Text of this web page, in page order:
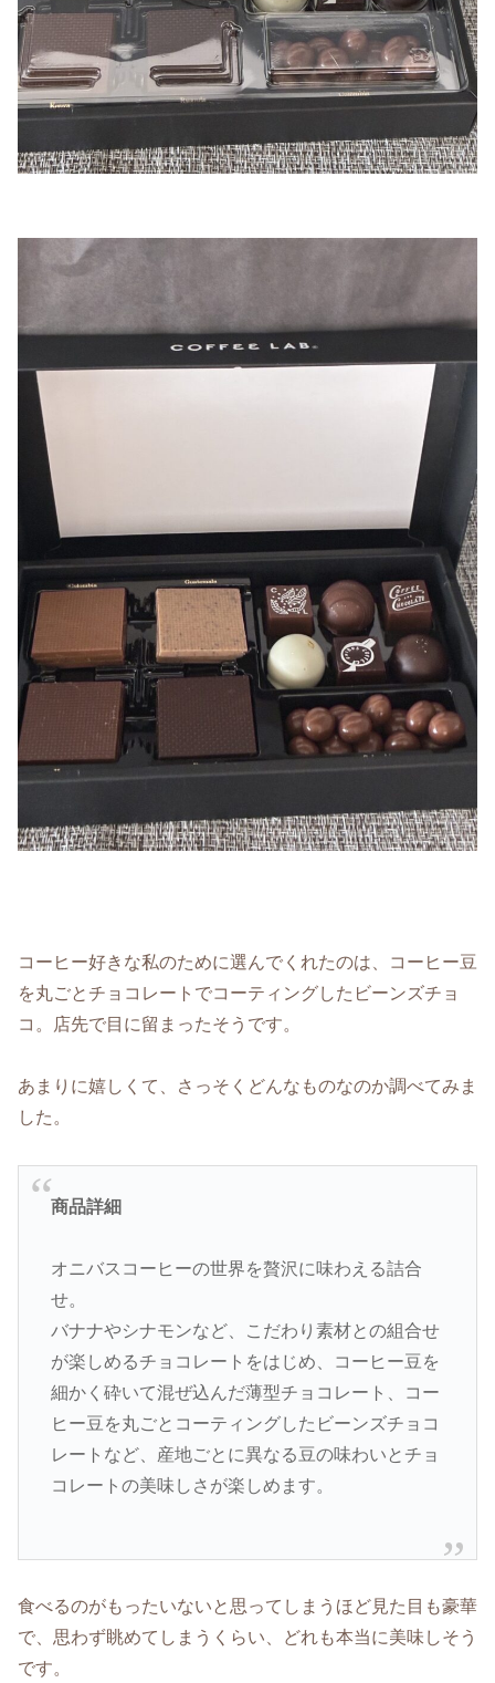
コーヒー好きな私のために選んでくれたのは、コーヒー豆
を丸ごとチョコレートでコーティングしたビーンズチョ
コ。店先で目に留まったそうです。
あまりに嬉しくて、さっそくどんなものなのか調べてみま
した。
商品詳細
オニバスコーヒーの世界を贅沢に味わえる詰合
せ。
バナナやシナモンなど、こだわり素材との組合せ
が楽しめるチョコレートをはじめ、コーヒー豆を
細かく砕いて混ぜ込んだ薄型チョコレート、コー
ヒー豆を丸ごとコーティングしたビーンズチョコ
レートなど、産地ごとに異なる豆の味わいとチョ
コレートの美味しさが楽しめます。
食べるのがもったいないと思ってしまうほど見た目も豪華
で、思わず眺めてしまうくらい、どれも本当に美味しそう
です。